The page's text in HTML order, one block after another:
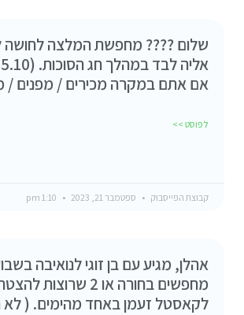
שלום ???? מחפשת המלצה לחושה
אם אתם במקרה מכירים / מפנים /
לפוסט >>
קבוצת הפייסבוק ספטמבר 21, 2023
אהלן, מגיע עם בן זוגי לנואיבה
מחפשים בחורה או 2
לקאסטל זעמן באחד מהימים. ( לא